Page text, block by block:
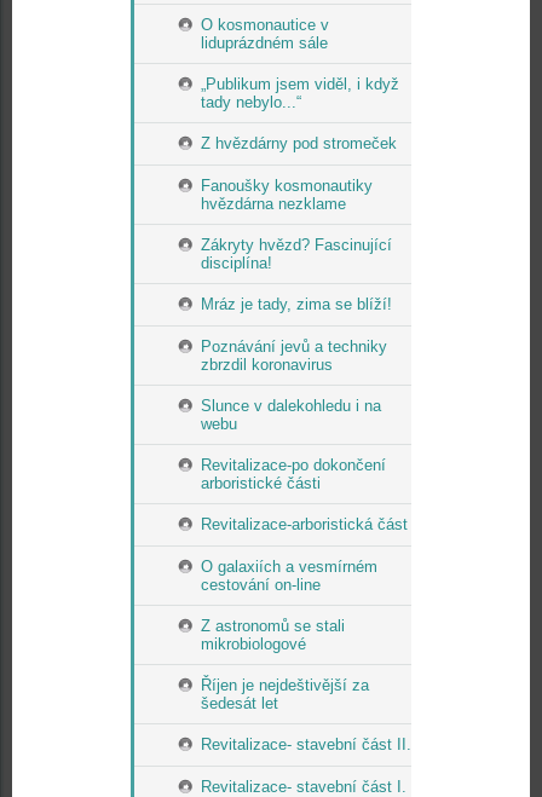
O kosmonautice v
liduprázdném sále
„Publikum jsem viděl, i když
tady nebylo...“
Z hvězdárny pod stromeček
Fanoušky kosmonautiky
hvězdárna nezklame
Zákryty hvězd? Fascinující
disciplína!
Mráz je tady, zima se blíží!
Poznávání jevů a techniky
zbrzdil koronavirus
Slunce v dalekohledu i na
webu
Revitalizace-po dokončení
arboristické části
Revitalizace-arboristická část
O galaxiích a vesmírném
cestování on-line
Z astronomů se stali
mikrobiologové
Říjen je nejdeštivější za
šedesát let
Revitalizace- stavební část II.
Revitalizace- stavební část I.